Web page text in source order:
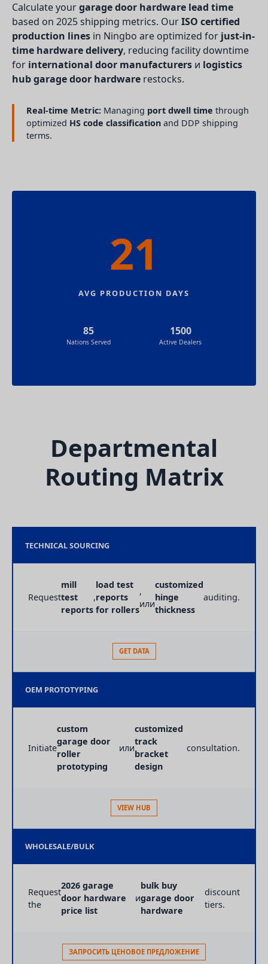
Calculate yourgarage door hardware lead time
based on 2025 shipping metrics. OurISO certified
production lines in Ningbo are optimized for just-in-
time hardware delivery, reducing facility downtime
for international door manufacturers и logistics
hub garage door hardware restocks.
Real-time Metric: Managing port dwell time through
optimized HS code classification and DDP shipping
terms.
21
AVG PRODUCTION DAYS
85
Nations Served
1500
Active Dealers
Departmental
Routing Matrix
TECHNICAL SOURCING
Request
mill
test
reports
,
load test
reports
for rollers
,
или
customized
hinge
thickness
auditing.
GET DATA
OEM PROTOTYPING
Initiate
custom
garage door
roller
prototyping
или
customized
track
bracket
design
consultation.
VIEW HUB
WHOLESALE/BULK
Request
the
2026 garage
door hardware
price list
и
bulk buy
garage door
hardware
discount
tiers.
ЗАПРОСИТЬ ЦЕНОВОЕ ПРЕДЛОЖЕНИЕ